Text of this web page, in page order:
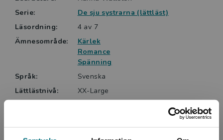
Översatt och bearbetad av Hanna Wallsten.
Serie:
De sju systrarna (lättläst)
Läsordning:
4 av 7
Ämnesområde:
Kärlek
Romance
Spänning
Språk:
Svenska
Lättlästnivå:
XX-Large